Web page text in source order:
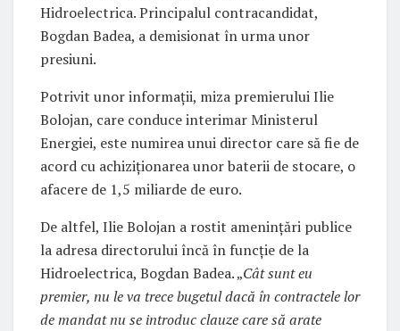
Hidroelectrica. Principalul contracandidat,
Bogdan Badea, a demisionat în urma unor
presiuni.
Potrivit unor informații, miza premierului Ilie
Bolojan, care conduce interimar Ministerul
Energiei, este numirea unui director care să fie de
acord cu achiziționarea unor baterii de stocare, o
afacere de 1,5 miliarde de euro.
De altfel, Ilie Bolojan a rostit amenințări publice
la adresa directorului încă în funcție de la
Hidroelectrica, Bogdan Badea. „Cât sunt eu
premier, nu le va trece bugetul dacă în contractele lor
de mandat nu se introduc clauze care să arate